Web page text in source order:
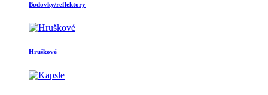
Bodovky/reflektory
Hruškové